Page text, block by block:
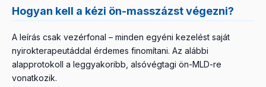
Hogyan kell a kézi ön-masszázst végezni?
A leírás csak vezérfonal – minden egyéni kezelést saját
nyirokterapeutáddal érdemes finomítani. Az alábbi
alapprotokoll a leggyakoribb, alsóvégtagi ön-MLD-re
vonatkozik.